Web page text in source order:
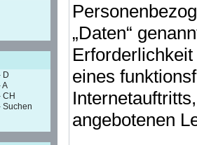
D
A
CH
Suchen
„Daten“
eines
angebotenen